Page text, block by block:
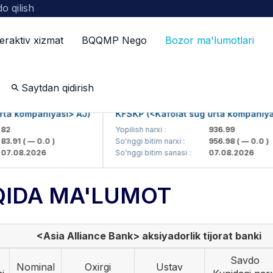
qilish
xizmat BQQMP Nego Bozor ma'lumotlari
Saytdan qidirish
AJ)
( — 0.0 )
KFSKP (<Kafolat sug'urta
Yopilish narxi :
936.99
So'nggi bitim narxi :
956.98( — 0.0 )
So'nggi bitim sanasi :
07.08.2026
MA'LUMOT
<Asia Alliance Bank> aksiyadorlik tijorat banki
Nominal
Oxirgi
Ustav
Savdo